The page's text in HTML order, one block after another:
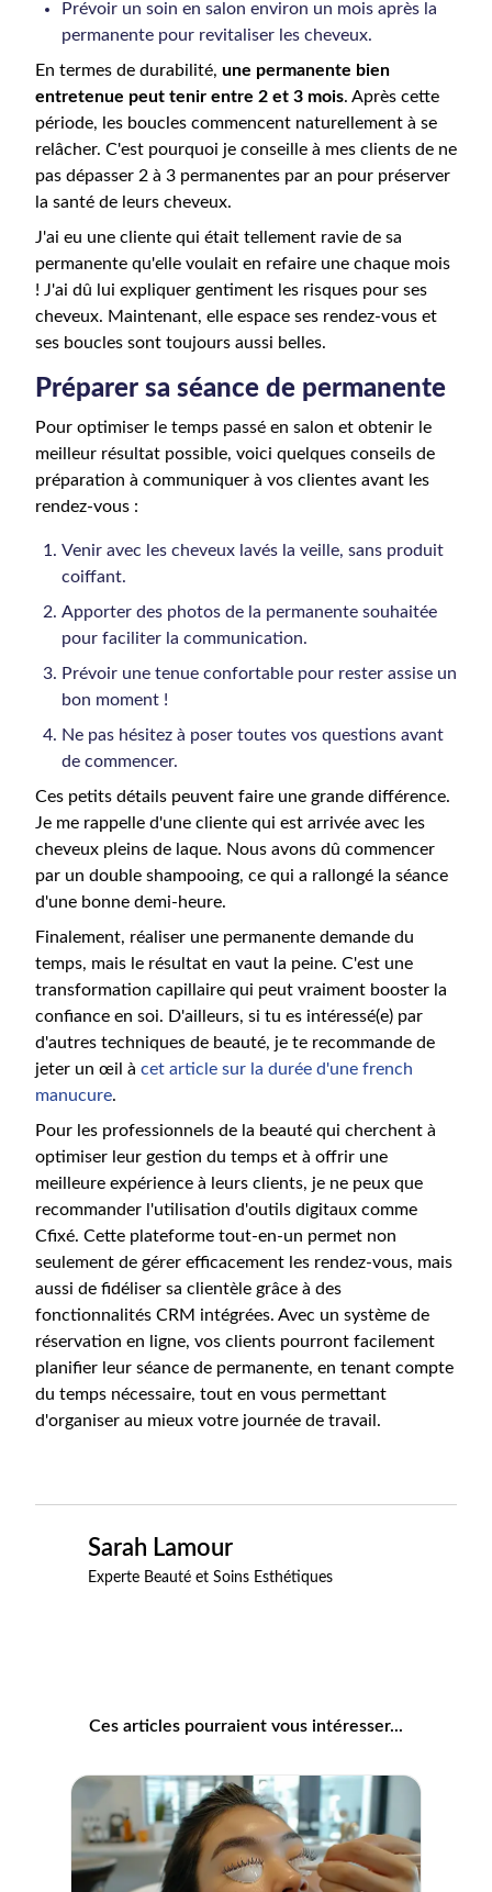
Prévoir un soin en salon environ un mois après la
permanente pour revitaliser les cheveux.
En termes de durabilité, une permanente bien
entretenue peut tenir entre 2 et 3 mois. Après cette
période, les boucles commencent naturellement à se
relâcher. C'est pourquoi je conseille à mes clients de ne
pas dépasser 2 à 3 permanentes par an pour préserver
la santé de leurs cheveux.
J'ai eu une cliente qui était tellement ravie de sa
permanente qu'elle voulait en refaire une chaque mois
! J'ai dû lui expliquer gentiment les risques pour ses
cheveux. Maintenant, elle espace ses rendez-vous et
ses boucles sont toujours aussi belles.
Préparer sa séance de permanente
Pour optimiser le temps passé en salon et obtenir le
meilleur résultat possible, voici quelques conseils de
préparation à communiquer à vos clientes avant les
rendez-vous :
Venir avec les cheveux lavés la veille, sans produit
coiffant.
Apporter des photos de la permanente souhaitée
pour faciliter la communication.
Prévoir une tenue confortable pour rester assise un
bon moment !
Ne pas hésitez à poser toutes vos questions avant
de commencer.
Ces petits détails peuvent faire une grande différence.
Je me rappelle d'une cliente qui est arrivée avec les
cheveux pleins de laque. Nous avons dû commencer
par un double shampooing, ce qui a rallongé la séance
d'une bonne demi-heure.
Finalement, réaliser une permanente demande du
temps, mais le résultat en vaut la peine. C'est une
transformation capillaire qui peut vraiment booster la
confiance en soi. D'ailleurs, si tu es intéressé(e) par
d'autres techniques de beauté, je te recommande de
jeter un œil à cet article sur la durée d'une french
manucure.
Pour les professionnels de la beauté qui cherchent à
optimiser leur gestion du temps et à offrir une
meilleure expérience à leurs clients, je ne peux que
recommander l'utilisation d'outils digitaux comme
Cfixé. Cette plateforme tout-en-un permet non
seulement de gérer efficacement les rendez-vous, mais
aussi de fidéliser sa clientèle grâce à des
fonctionnalités CRM intégrées. Avec un système de
réservation en ligne, vos clients pourront facilement
planifier leur séance de permanente, en tenant compte
du temps nécessaire, tout en vous permettant
d'organiser au mieux votre journée de travail.
Sarah Lamour
Experte Beauté et Soins Esthétiques
Ces articles pourraient vous intéresser...